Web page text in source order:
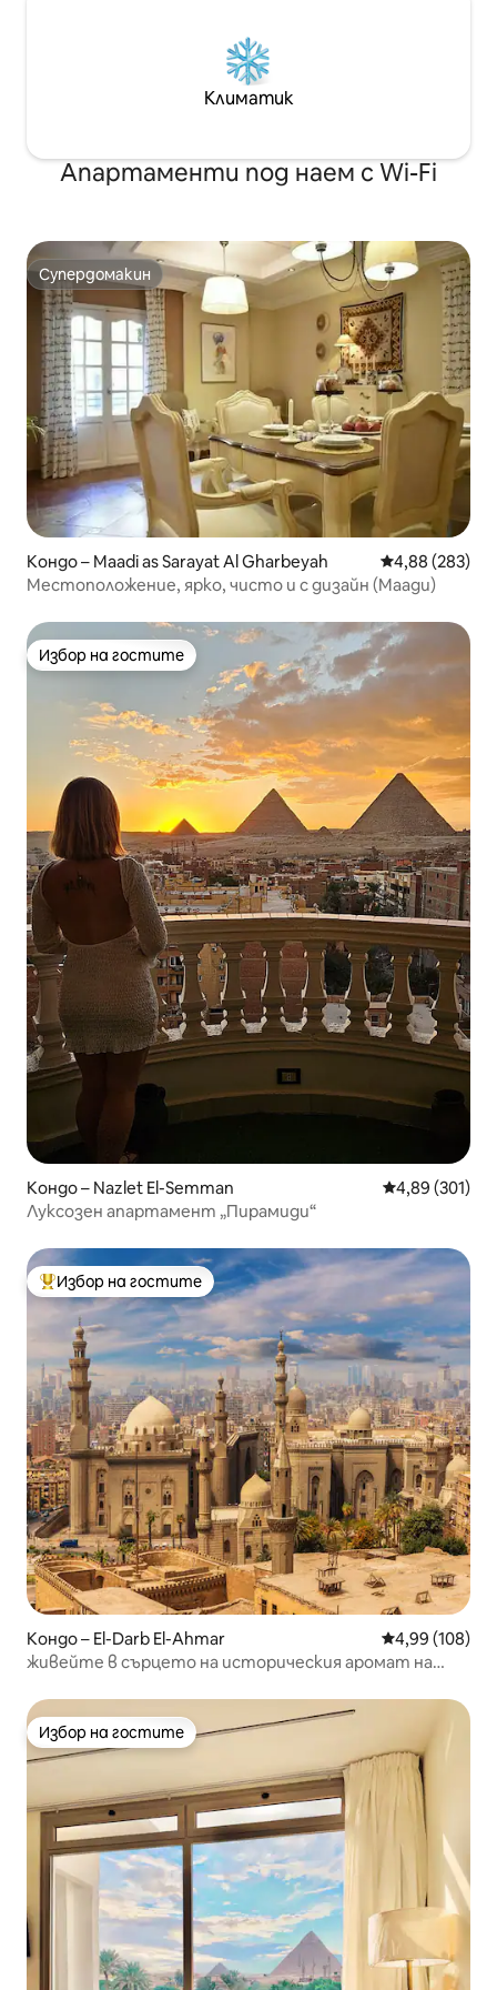
Климатик
Апартаменти под наем с Wi-Fi
Супердомакин
Супердомакин
Кондо – Maadi as Sarayat Al Gharbeyah Средна
4,88 (283)
Местоположение, ярко, чисто и с дизайн (Маади)
Избор на гостите
Избор на гостите
Кондо – Nazlet El-Semman Средна
4,89 (301)
Луксозен апартамент „Пирамиди“
Най-популярен избор на гостите
Избор на гостите
Кондо – El-Darb El-Ahmar Средна
4,99 (108)
живейте в сърцето на историческия аромат на
Избор на гостите
Избор на гостите